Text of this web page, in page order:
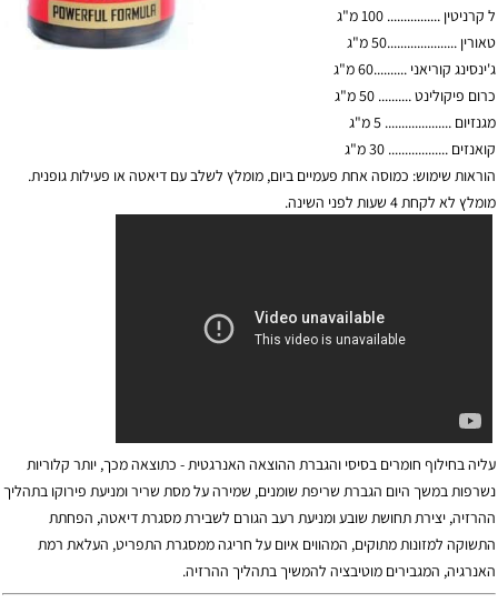
ל קרניטין ................ 100 מ"ג
טאורין .....................50 מ"ג
ג'ינסינג קוריאני ..........60 מ"ג
כרום פיקולינט .......... 50 מ"ג
מגנזיום .................... 5 מ"ג
קואנזים .................. 30 מ"ג
הוראות שימוש: כמוסה אחת פעמיים ביום, מומלץ לשלב עם דיאטה או פעילות גופנית.
מומלץ לא לקחת 4 שעות לפני השינה.
עליה בחילוף חומרים בסיסי והגברת ההוצאה האנרגטית - כתוצאה מכך, יותר קלוריות
נשרפות במשך היום הגברת שריפת שומנים, שמירה על מסת שריר ומניעת פירוקו בתהליך
ההרזיה, יצירת תחושת שובע ומניעת רעב הגורם לשבירת מסגרת דיאטה, הפחתת
התשוקה למזונות מתוקים, המהווים איום על חריגה ממסגרת התפריט, העלאת רמת
האנרגיה, המגבירים מוטיבציה להמשיך בתהליך ההרזיה.